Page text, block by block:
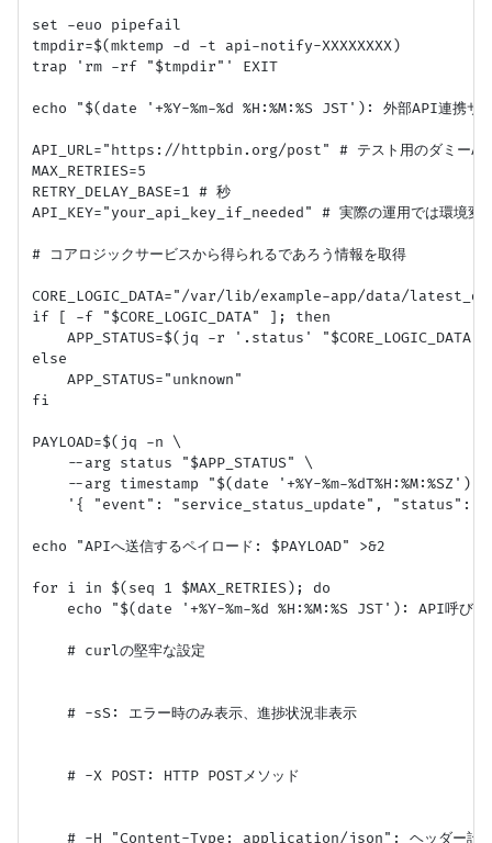
set -euo pipefail
tmpdir=$(mktemp -d -t api-notify-XXXXXXXX)
trap 'rm -rf "$tmpdir"' EXIT
echo "$(date '+%Y-%m-%d %H:%M:%S JST'): 外部API連携サ
API_URL="https://httpbin.org/post" # テスト用のダミーAPI
MAX_RETRIES=5
RETRY_DELAY_BASE=1 # 秒
API_KEY="your_api_key_if_needed" # 実際の運用では環境変
# コアロジックサービスから得られるであろう情報を取得
CORE_LOGIC_DATA="/var/lib/example-app/data/
if [ -f "$CORE_LOGIC_DATA" ]; then
    APP_STATUS=$(jq -r '.status' "$CORE_LOGIC_DATA")
else
    APP_STATUS="unknown"
fi
PAYLOAD=$(jq -n \
    --arg status "$APP_STATUS" \
--arg timestamp "$(date '+%Y-%m-%dT%H:%M:%SZ')"
'{ "event": "service_status_update", "status":
echo "APIへ送信するペイロード: $PAYLOAD" >&2
for i in $(seq 1 $MAX_RETRIES); do
echo "$(date '+%Y-%m-%d %H:%M:%S JST'): API呼び出
    # curlの堅牢な設定
    # -sS: エラー時のみ表示、進捗状況非表示
    # -X POST: HTTP POSTメソッド
# -H "Content-Type: application/json": ヘッダー設